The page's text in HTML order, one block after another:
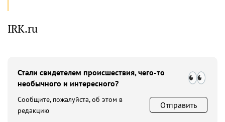
IRK.ru
Стали свидетелем происшествия, чего-то
необычного и интересного?
Сообщите, пожалуйста, об этом в
редакцию
Отправить